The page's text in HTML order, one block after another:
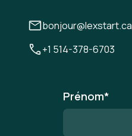
bonjour@lexstart.ca
+1 514-378-6703
Prénom*